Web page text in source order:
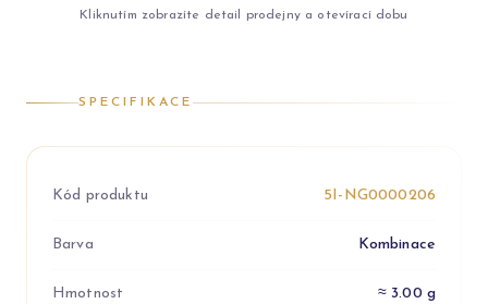
Kliknutím zobrazíte detail prodejny a otevírací dobu
SPECIFIKACE
Kód produktu 5I-NG0000206
Barva Kombinace
Hmotnost ≈ 3.00 g